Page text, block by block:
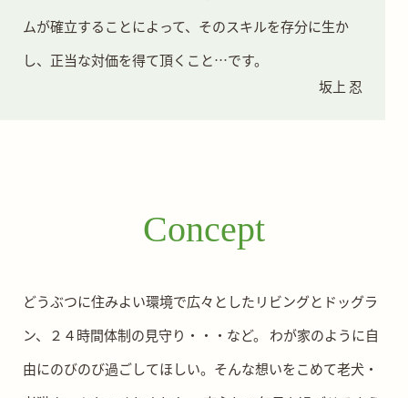
ムが確立することによって、そのスキルを存分に生か
し、正当な対価を得て頂くこと…です。
坂上 忍
Concept
どうぶつに住みよい環境で広々としたリビングとドッグラ
ン、２４時間体制の見守り・・・など。
わが家のように自
由にのびのび過ごしてほしい。そんな想いをこめて老犬・